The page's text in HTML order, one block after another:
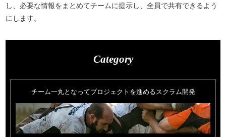
し、必要な情報をまとめてチームに提示し、全員で共有できるよう
にします。
Category
チーム一丸となってプロジェクトを進めるスクラム開発